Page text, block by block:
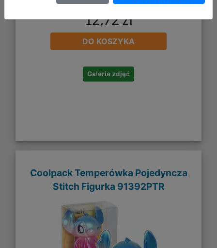
12,72 zł
DO KOSZYKA
Galeria zdjęć
Coolpack Temperówka Pojedyncza
Stitch Figurka 91392PTR